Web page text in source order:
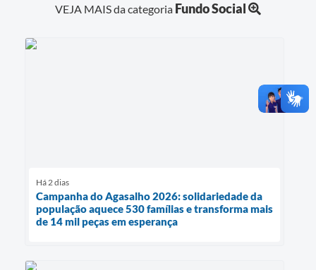
VEJA MAIS da categoria Fundo Social
Há 2 dias
Campanha do Agasalho 2026: solidariedade da
população aquece 530 famílias e transforma mais
de 14 mil peças em esperança